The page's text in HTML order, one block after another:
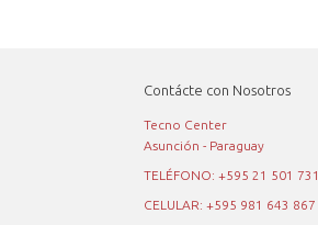
Contácte con Nosotros
Tecno Center
Asunción - Paraguay
TELÉFONO: +595 21 501 731
CELULAR: +595 981 643 867